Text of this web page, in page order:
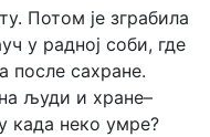
Потом је зграбила
у радној соби, где
после сахране.
људи и хране–
када неко умре?